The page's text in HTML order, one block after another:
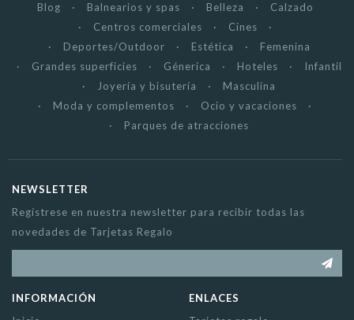
Blog Balnearios y spas Belleza
Calzado
Centros comerciales
Cines
Deportes/Outdoor
Estética
Femenina
Grandes superficies
Génerica Hoteles
Infantil
Joyería y bisutería
Masculina
Moda y complementos
Ocio y vacaciones
Parques de atracciones
NEWSLETTER
Regístrese en nuestra newsletter para recibir todas las
novedades de Tarjetas Regalo
INFORMACIÓN
ENLACES